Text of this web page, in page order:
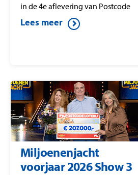
in de 4e aflevering van Postcode
Loterij Miljoenenjacht. Jasper speelt
alle kandidaten weg en wint dit
Lees meer
Miljoenenjacht
voorjaar 2026 Show 3